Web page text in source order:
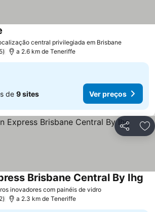
central privilegiada em Brisbane
a 2.6 km de Teneriffe
de 9 sites Ver preços
Partilhar
inovadores com painéis de vidro
Brisbane Central By Ihg
a 2.3 km de Teneriffe